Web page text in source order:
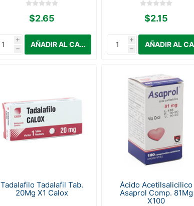
$2.65
i
h
$2.15
i
h
Tadalafilo Tadalafil Tab.
20Mg X1 Calox
Ácido Acetilsalicilico
Asaprol Comp. 81Mg
X100